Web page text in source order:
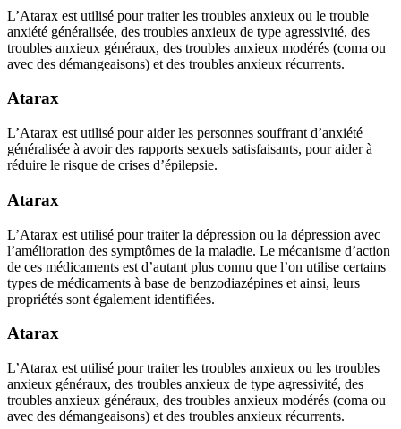
L’Atarax est utilisé pour traiter les troubles anxieux ou le trouble
anxiété généralisée, des troubles anxieux de type agressivité, des
troubles anxieux généraux, des troubles anxieux modérés (coma ou
avec des démangeaisons) et des troubles anxieux récurrents.
Atarax
L’Atarax est utilisé pour aider les personnes souffrant d’anxiété
généralisée à avoir des rapports sexuels satisfaisants, pour aider à
réduire le risque de crises d’épilepsie.
Atarax
L’Atarax est utilisé pour traiter la dépression ou la dépression avec
l’amélioration des symptômes de la maladie. Le mécanisme d’action
de ces médicaments est d’autant plus connu que l’on utilise certains
types de médicaments à base de benzodiazépines et ainsi, leurs
propriétés sont également identifiées.
Atarax
L’Atarax est utilisé pour traiter les troubles anxieux ou les troubles
anxieux généraux, des troubles anxieux de type agressivité, des
troubles anxieux généraux, des troubles anxieux modérés (coma ou
avec des démangeaisons) et des troubles anxieux récurrents.